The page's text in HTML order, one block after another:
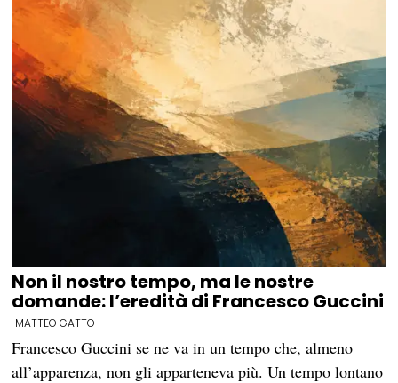
Non il nostro tempo, ma le nostre
domande: l’eredità di Francesco Guccini
MATTEO GATTO
Francesco Guccini se ne va in un tempo che, almeno
all’apparenza, non gli apparteneva più. Un tempo lontano